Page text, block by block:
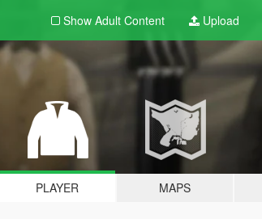
Show Adult Content Upload
PLAYER MAPS